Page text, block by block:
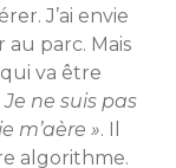
J’ai envie
parc. Mais
qui va être
Je ne suis pas
m’aère ». Il
algorithme.